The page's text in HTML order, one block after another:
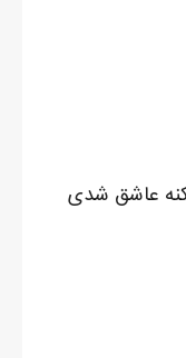
عاشق شدی